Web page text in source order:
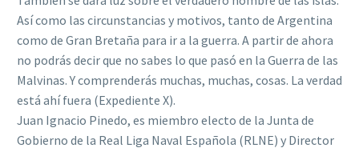
Así como las circunstancias y motivos, tanto de Argentina
como de Gran Bretaña para ir a la guerra. A partir de ahora
no podrás decir que no sabes lo que pasó en la Guerra de las
Malvinas. Y comprenderás muchas, muchas, cosas. La verdad
está ahí fuera (Expediente X).
Juan Ignacio Pinedo, es miembro electo de la Junta de
Gobierno de la Real Liga Naval Española (RLNE) y Director